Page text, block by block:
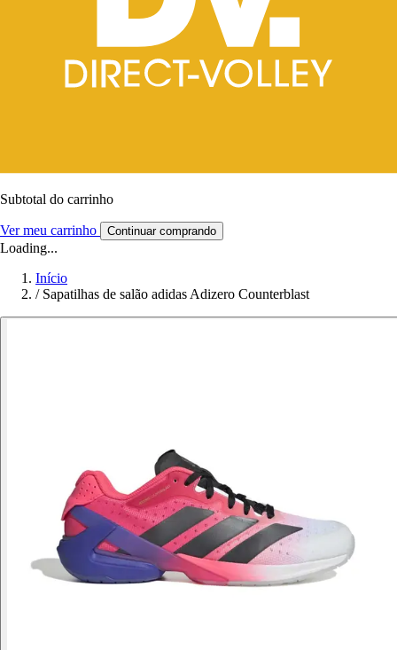
Subtotal do carrinho
Ver meu carrinho Continuar comprando
Loading...
Início
/ Sapatilhas de salão adidas Adizero Counterblast